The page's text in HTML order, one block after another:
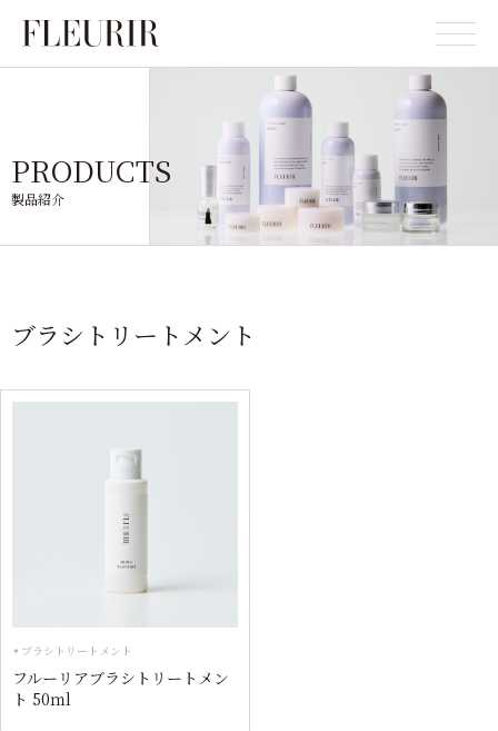
PRODUCTS
製品紹介
ブラシトリートメント
ブラシトリートメント
フルーリアブラシトリートメン
ト 50ｍl